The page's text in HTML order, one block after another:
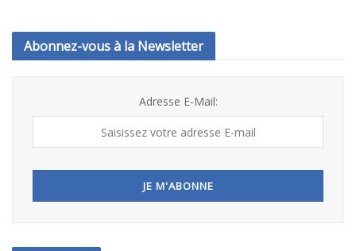
Abonnez-vous à la Newsletter
Adresse E-Mail: